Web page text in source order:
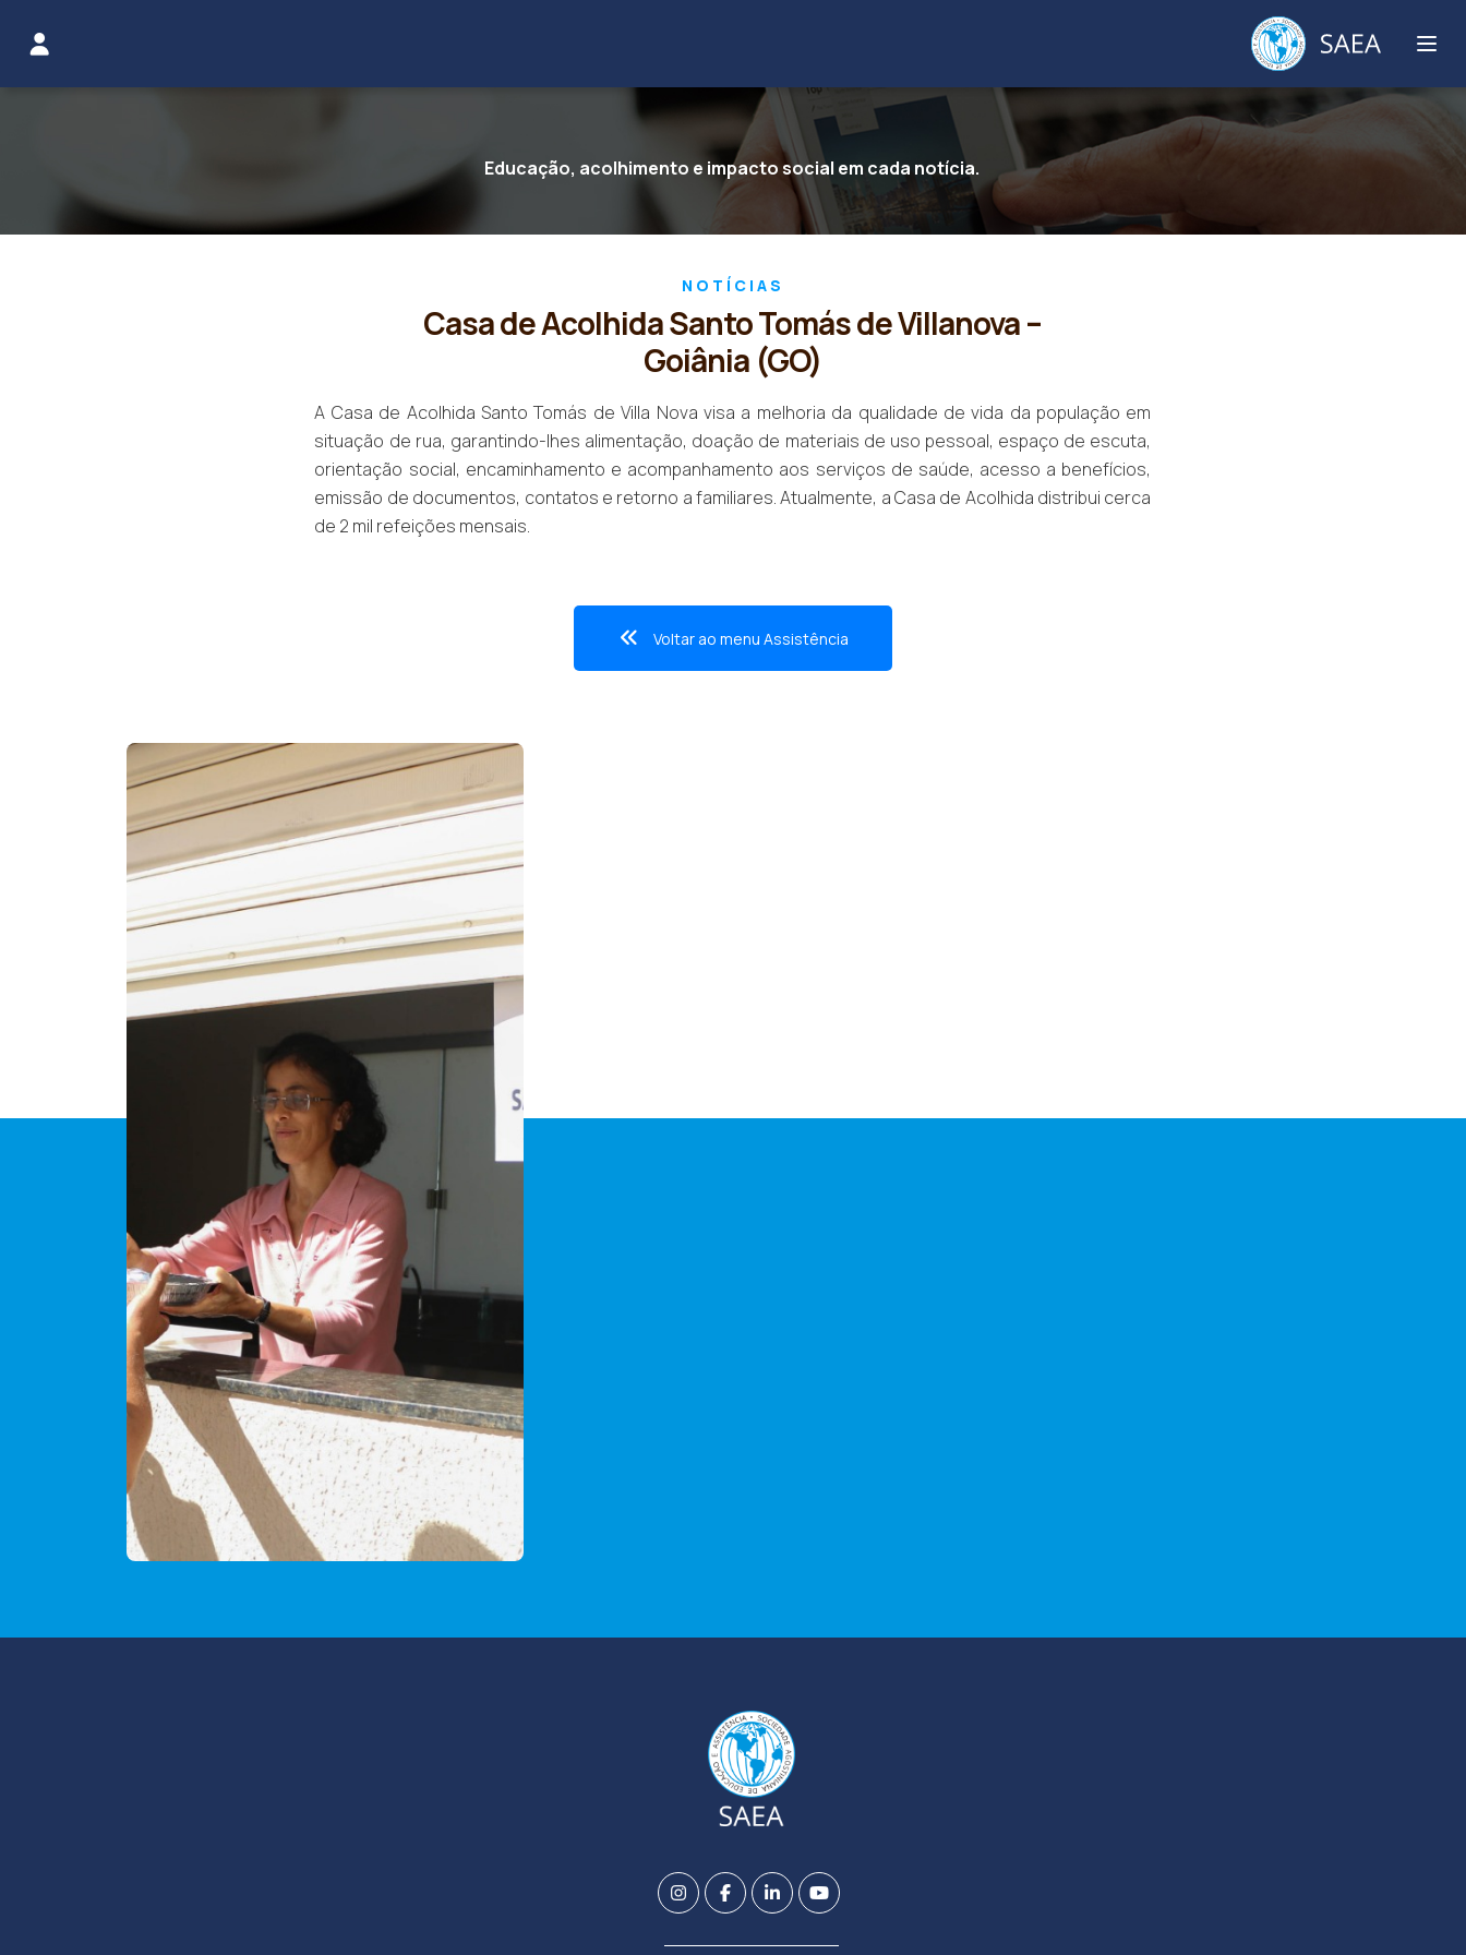
Educação, acolhimento e impacto social em cada notícia.
NOTÍCIAS
Casa de Acolhida Santo Tomás de Villanova –
Goiânia (GO)
A Casa de Acolhida Santo Tomás de Villa Nova visa a melhoria da qualidade de vida da população em
situação de rua, garantindo-lhes alimentação, doação de materiais de uso pessoal, espaço de escuta,
orientação social, encaminhamento e acompanhamento aos serviços de saúde, acesso a benefícios,
emissão de documentos, contatos e retorno a familiares. Atualmente, a Casa de Acolhida distribui cerca
de 2 mil refeições mensais.
Voltar ao menu Assistência